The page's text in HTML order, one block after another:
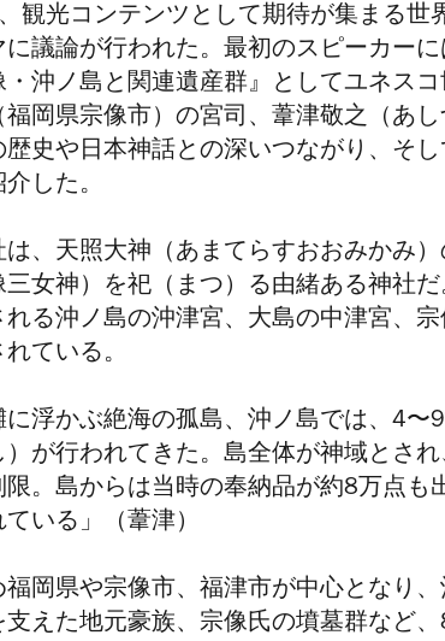
観光コンテンツとして期待が集まる世
に議論が行われた。最初のスピーカー
・沖ノ島と関連遺産群』としてユネス
福岡県宗像市）の宮司、葦津敬之（あ
歴史や日本神話との深いつながり、そ
した。
は、天照大神（あまてらすおおみかみ
三女神）を祀（まつ）る由緒ある神社
れる沖ノ島の沖津宮、大島の中津宮、
ている。
に浮かぶ絶海の孤島、沖ノ島では、4
）が行われてきた。島全体が神域とさ
限。島からは当時の奉納品が約8万点も
いる」（葦津）
福岡県や宗像市、福津市が中心となり
支えた地元豪族、宗像氏の墳墓群など